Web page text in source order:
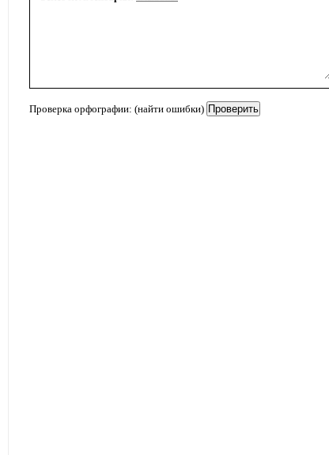
Проверка орфографии: (найти ошибки)